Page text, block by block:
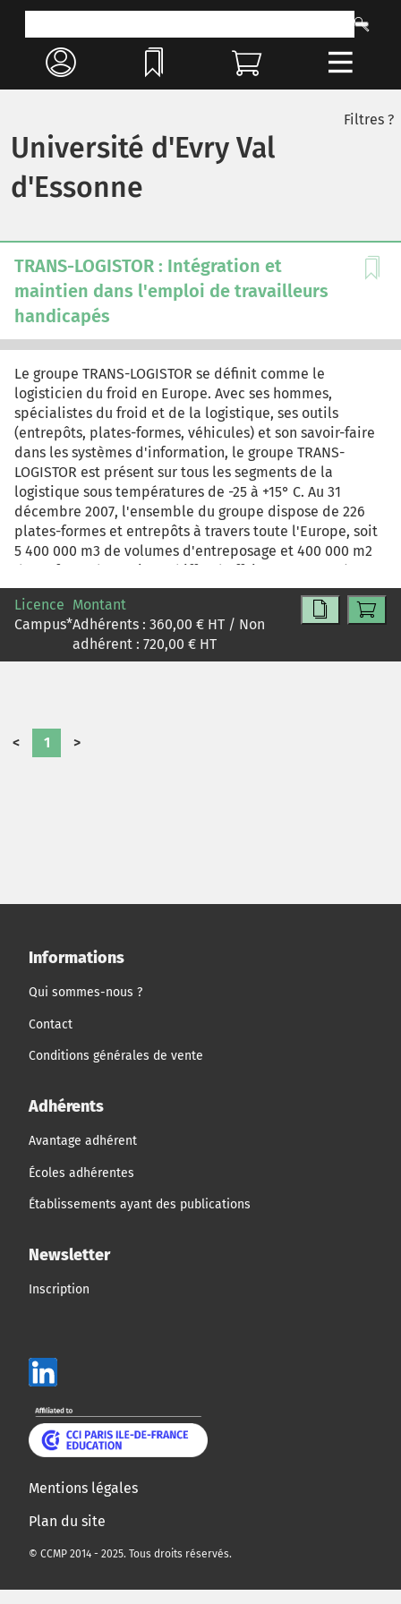
Université d'Evry Val
d'Essonne
Filtres ?
TRANS-LOGISTOR : Intégration et
maintien dans l'emploi de travailleurs
handicapés
Le groupe TRANS-LOGISTOR se définit comme le
logisticien du froid en Europe. Avec ses hommes,
spécialistes du froid et de la logistique, ses outils
(entrepôts, plates-formes, véhicules) et son savoir-faire
dans les systèmes d'information, le groupe TRANS-
LOGISTOR est présent sur tous les segments de la
logistique sous températures de -25 à +15° C. Au 31
décembre 2007, l'ensemble du groupe dispose de 226
plates-formes et entrepôts à travers toute l'Europe, soit
5 400 000 m3 de volumes d'entreposage et 400 000 m2
de surfaces de quai. Le chiffre d'affaires se monte à 1 932
millions d'euros et l'effectif total est de 14 213
personnes. Au-delà d'une importante charge
opérationnelle, le groupe TRANS-LOGISTOR s'efforce
depuis longtemps d'intégrer le social et
Ressources Humaines du groupe, il vous est confié le
dossier de synthèse concernant l'application de l'accord
et de faire des propositions là où vous le jugeriez
Licence
Campus*
Montant
Adhérents : 360,00 € HT / Non
adhérent : 720,00 € HT
< 1 >
Informations
Qui sommes-nous ?
Contact
Conditions générales de vente
Adhérents
Avantage adhérent
Écoles adhérentes
Établissements ayant des publications
Newsletter
Inscription
Mentions légales
Plan du site
© CCMP 2014 - 2025. Tous droits réservés.